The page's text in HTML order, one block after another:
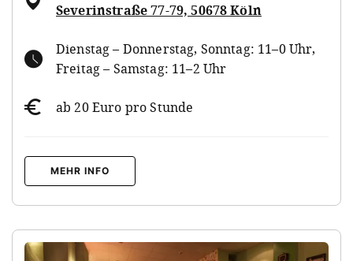
Severinstraße 77-79, 50678 Köln
Dienstag – Donnerstag, Sonntag: 11–0 Uhr,
Freitag – Samstag: 11–2 Uhr
ab 20 Euro pro Stunde
MEHR INFO